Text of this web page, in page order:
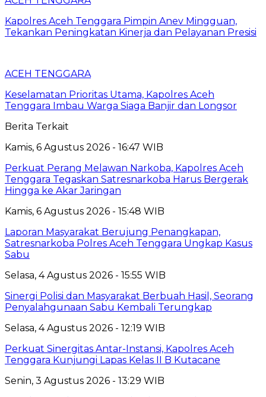
Kapolres Aceh Tenggara Pimpin Anev Mingguan,
Tekankan Peningkatan Kinerja dan Pelayanan Presisi
ACEH TENGGARA
Keselamatan Prioritas Utama, Kapolres Aceh
Tenggara Imbau Warga Siaga Banjir dan Longsor
Berita Terkait
Kamis, 6 Agustus 2026 - 16:47 WIB
Perkuat Perang Melawan Narkoba, Kapolres Aceh
Tenggara Tegaskan Satresnarkoba Harus Bergerak
Hingga ke Akar Jaringan
Kamis, 6 Agustus 2026 - 15:48 WIB
Laporan Masyarakat Berujung Penangkapan,
Satresnarkoba Polres Aceh Tenggara Ungkap Kasus
Sabu
Selasa, 4 Agustus 2026 - 15:55 WIB
Sinergi Polisi dan Masyarakat Berbuah Hasil, Seorang
Penyalahgunaan Sabu Kembali Terungkap
Selasa, 4 Agustus 2026 - 12:19 WIB
Perkuat Sinergitas Antar-Instansi, Kapolres Aceh
Tenggara Kunjungi Lapas Kelas II B Kutacane
Senin, 3 Agustus 2026 - 13:29 WIB